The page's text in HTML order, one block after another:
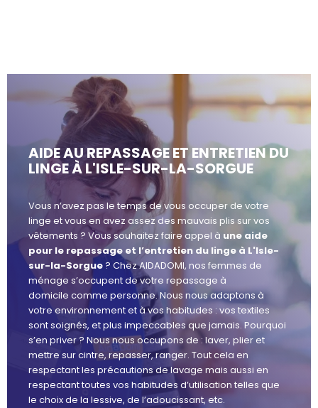
AIDE AU REPASSAGE ET ENTRETIEN DU
LINGE À L'ISLE-SUR-LA-SORGUE
Vous n’avez pas le temps de vous occuper de votre
linge et vous en avez assez des mauvais plis sur vos
vêtements ? Vous souhaitez faire appel à une aide
pour le repassage et l’entretien du linge à L'Isle-
sur-la-Sorgue ? Chez AIDADOMI, nos femmes de
ménage s’occupent de votre repassage à
domicile comme personne. Nous nous adaptons à
votre environnement et à vos habitudes : vos textiles
sont soignés, et plus impeccables que jamais. Pourquoi
s’en priver ? Nous nous occupons de : laver, plier et
mettre sur cintre, repasser, ranger. Tout cela en
respectant les précautions de lavage mais aussi en
respectant toutes vos habitudes d’utilisation telles que
le choix de la lessive, de l’adoucissant, etc.